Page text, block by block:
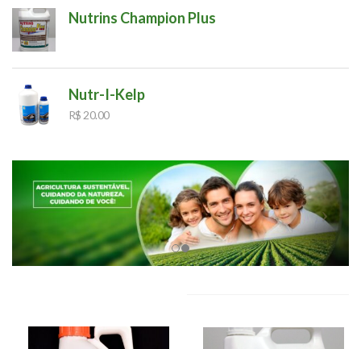
Nutrins Champion Plus
Nutr-I-Kelp
R$ 20.00